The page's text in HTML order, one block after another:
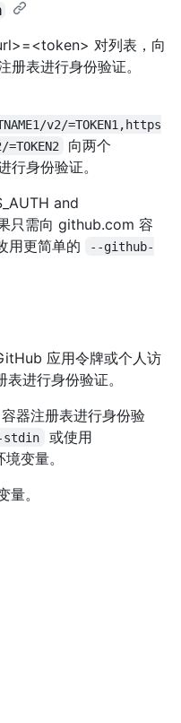
对列表，向
表进行身份验证。
v2/=TOKEN1,https
向两个
身份验证。
and
只需向 github.com 容
用更简单的
--github-
应用令牌或个人访
进行身份验证。
器注册表进行身份验
stdin
或使用
变量。
。